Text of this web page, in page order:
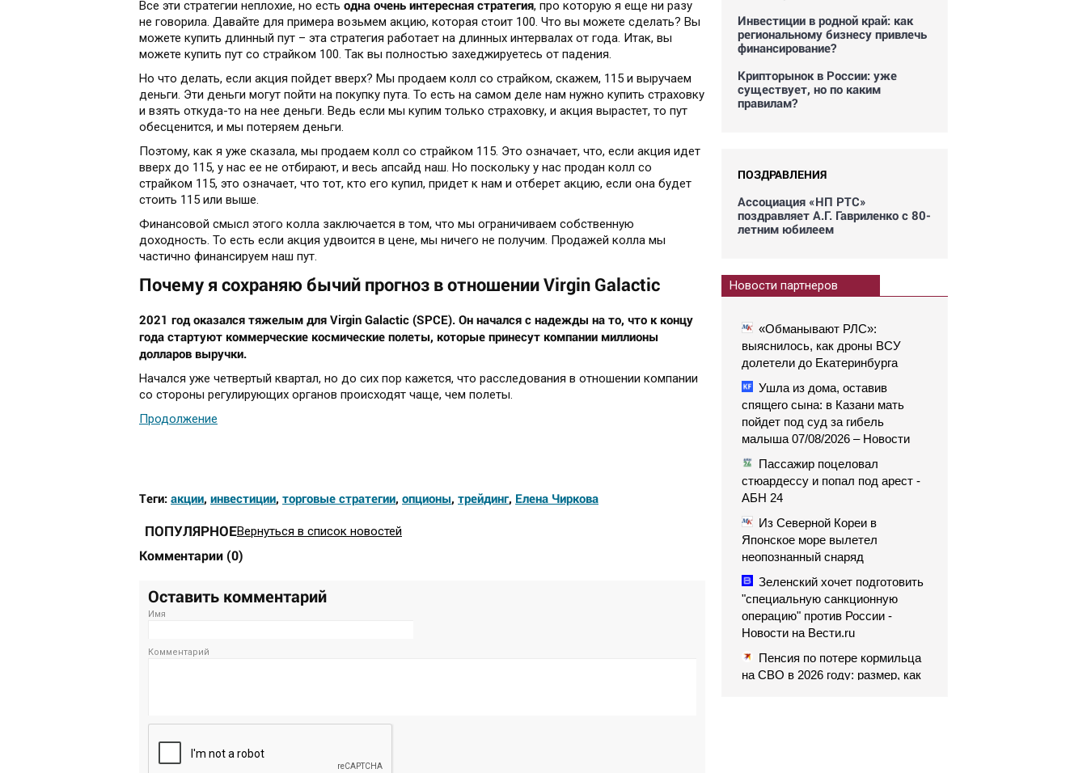
Все эти стратегии неплохие, но есть одна очень интересная стратегия, про которую я еще ни разу
не говорила. Давайте для примера возьмем акцию, которая стоит 100. Что вы можете сделать? Вы
можете купить длинный пут – эта стратегия работает на длинных интервалах от года. Итак, вы
можете купить пут со страйком 100. Так вы полностью захеджируетесь от падения.
Но что делать, если акция пойдет вверх? Мы продаем колл со страйком, скажем, 115 и выручаем
деньги. Эти деньги могут пойти на покупку пута. То есть на самом деле нам нужно купить страховку
и взять откуда-то на нее деньги. Ведь если мы купим только страховку, и акция вырастет, то пут
обесценится, и мы потеряем деньги.
Поэтому, как я уже сказала, мы продаем колл со страйком 115. Это означает, что, если акция идет
вверх до 115, у нас ее не отбирают, и весь апсайд наш. Но поскольку у нас продан колл со
страйком 115, это означает, что тот, кто его купил, придет к нам и отберет акцию, если она будет
стоить 115 или выше.
Финансовой смысл этого колла заключается в том, что мы ограничиваем собственную
доходность. То есть если акция удвоится в цене, мы ничего не получим. Продажей колла мы
частично финансируем наш пут.
Почему я сохраняю бычий прогноз в отношении Virgin Galactic
2021 год оказался тяжелым для Virgin Galactic (SPCE). Он начался с надежды на то, что к концу
года стартуют коммерческие космические полеты, которые принесут компании миллионы
долларов выручки.
Начался уже четвертый квартал, но до сих пор кажется, что расследования в отношении компании
со стороны регулирующих органов происходят чаще, чем полеты.
Продолжение
Теги: акции, инвестиции, торговые стратегии, опционы, трейдинг, Елена Чиркова
ПОПУЛЯРНОЕВернуться в список новостей
Комментарии (0)
Оставить комментарий
Имя
Комментарий
Инвестиции в родной край: как
региональному бизнесу привлечь
финансирование?
Крипторынок в России: уже
существует, но по каким
правилам?
ПОЗДРАВЛЕНИЯ
Ассоциация «НП РТС»
поздравляет А.Г. Гавриленко с 80-
летним юбилеем
Новости партнеров
«Обманывают РЛС»:
выяснилось, как дроны ВСУ
долетели до Екатеринбурга
Ушла из дома, оставив
спящего сына: в Казани мать
пойдет под суд за гибель
малыша 07/08/2026 – Новости
Пассажир поцеловал
стюардессу и попал под арест -
АБН 24
Из Северной Кореи в
Японское море вылетел
неопознанный снаряд
Зеленский хочет подготовить
"специальную санкционную
операцию" против России -
Новости на Вести.ru
Пенсия по потере кормильца
на СВО в 2026 году: размер, как